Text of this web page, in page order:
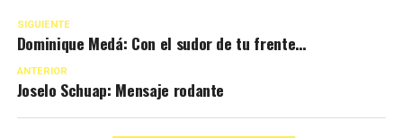
SIGUIENTE
Dominique Medá: Con el sudor de tu frente…
ANTERIOR
Joselo Schuap: Mensaje rodante